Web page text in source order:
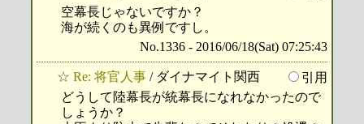
空幕長じゃないですか？
海が続くのも異例ですし。
No.1336 - 2016/06/18(Sat) 07:25:43
☆ Re: 将官人事 / ダイナマイト関西
引用
どうして陸幕長が統幕長になれなかったので
しょうか？